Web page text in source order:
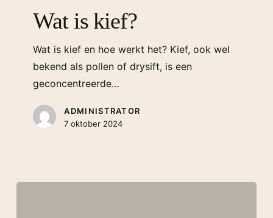
Wat is kief?
Wat is kief en hoe werkt het? Kief, ook wel
bekend als pollen of drysift, is een
geconcentreerde…
ADMINISTRATOR
7 oktober 2024